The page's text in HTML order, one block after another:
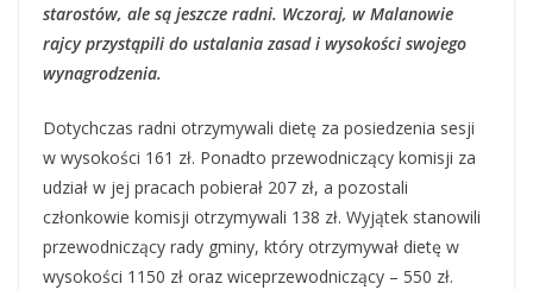
starostów, ale są jeszcze radni. Wczoraj, w Malanowie
rajcy przystąpili do ustalania zasad i wysokości swojego
wynagrodzenia.
Dotychczas radni otrzymywali dietę za posiedzenia sesji
w wysokości 161 zł. Ponadto przewodniczący komisji za
udział w jej pracach pobierał 207 zł, a pozostali
członkowie komisji otrzymywali 138 zł. Wyjątek stanowili
przewodniczący rady gminy, który otrzymywał dietę w
wysokości 1150 zł oraz wiceprzewodniczący – 550 zł.